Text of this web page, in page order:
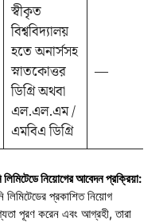
স্বীকৃত
বিশ্ববিদ্যালয়
হতে অনার্সসহ
স্নাতকোত্তর
ডিগ্রি অথবা
এল.এল.এম /
এমবিএ ডিগ্রি
—
লিমিটেডে নিয়োগের আবেদন প্রক্রিয়া:
লিমিটেডের প্রকাশিত নিয়োগ
পূরণ করেন এবং আগ্রহী, তারা